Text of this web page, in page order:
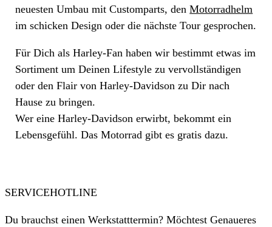
neuesten Umbau mit Customparts, denMotorradhelm
im schicken Design oder die nächste Tour gesprochen.
Für Dich als Harley-Fan haben wir bestimmt etwas im
Sortiment um Deinen Lifestyle zu vervollständigen
oder den Flair von Harley-Davidson zu Dir nach
Hause zu bringen.
Wer eine Harley-Davidson erwirbt, bekommt ein
Lebensgefühl. Das Motorrad gibt es gratis dazu.
SERVICEHOTLINE
Du brauchst einen Werkstatttermin? Möchtest Genaueres